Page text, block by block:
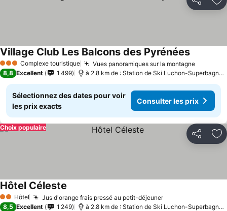
Partager
3 ÉtoilesComplexe touristique Vues panoramiques sur la montagne
Village Club Les Balcons des Pyrénées
8,8 Excellent 1 499 à 2.8 km de : Station de Ski Luchon-Superbagnères
Sélectionnez des dates pour voir
les prix exacts
Consulter les prix
Partager
Choix populaire
2 Étoiles
Hôtel Jus d'orange frais pressé au petit-déjeuner
Hôtel Céleste
8,5 Excellent 1 249 à 2.8 km de : Station de Ski Luchon-Superbagnères